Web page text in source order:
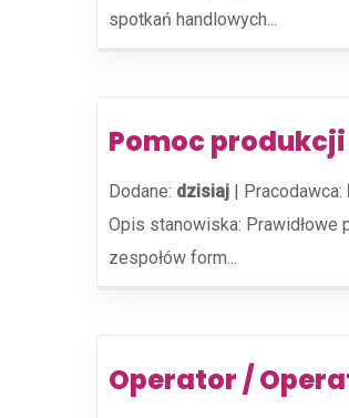
spotkań handlowych...
Pomoc
Dodane: dzisiaj | Pracodawca:
Opis stanowiska:
zespołów form...
Operator /